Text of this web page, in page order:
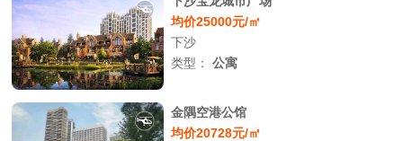
均价25000元/㎡
下沙
类型：公寓
金隅空港公馆
均价20728元/㎡